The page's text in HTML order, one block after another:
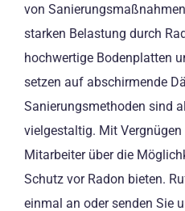
von
starken Belastung durch
hochwertige Bodenplatten
setzen auf abschirmende
Sanierungsmethoden sind
vielgestaltig. Mit
Mitarbeiter über die
Schutz vor Radon bieten.
einmal an oder senden Sie